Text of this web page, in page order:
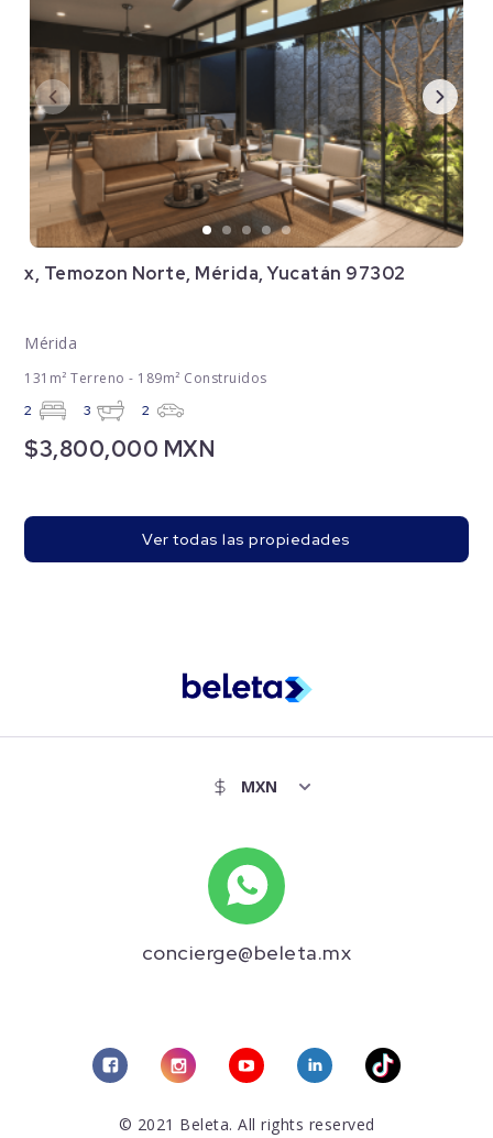
x, Temozon Norte, Mérida, Yucatán 97302
Mérida
131m² Terreno - 189m² Construidos
2 3 2
$3,800,000 MXN
Ver todas las propiedades
concierge@beleta.mx
© 2021 Beleta. All rights reserved